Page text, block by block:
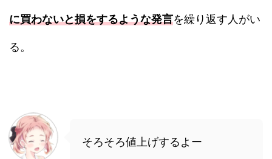
に買わないと損をするような発言を繰り返す人がい
る。
そろそろ値上げするよー